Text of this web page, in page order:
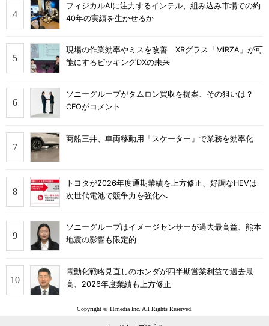
フィジカルAIに注力するインテル、組み込み市場での約
40年の実績を生かせるか
現場の作業効率やミスを改善 XRグラス「MiRZA」が可
能にするピッキングDXの未来
ソニーグループがタムロン買収を提案、その狙いは？
CFOがコメント
商船三井、車両移動用「スケーター」で業務を効率化
トヨタが2026年度通期業績を上方修正、好調なHEVは
次世代電池で競争力を強化へ
ソニーグループはイメージセンサーが過去最高益、熊本
地震の影響も限定的
電動化戦略見直しのホンダが四半期営業利益で過去最
高、2026年度業績も上方修正
Copyright © ITmedia Inc. All Rights Reserved.